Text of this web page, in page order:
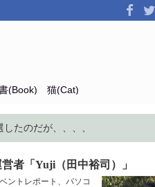
(Book) 猫(Cat)
たのだが、、、、
者「Yuji（田中裕司）」
ントレポート、パソコ